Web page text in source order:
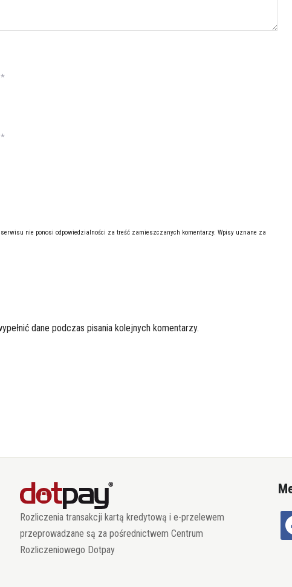
*
*
serwisu nie ponosi odpowiedzialności za treść zamieszczanych komentarzy. Wpisy uznane za
dane podczas pisania kolejnych komentarzy.
Rozliczenia transakcji kartą kredytową i e-przelewem
przeprowadzane są za pośrednictwem Centrum
Rozliczeniowego Dotpay